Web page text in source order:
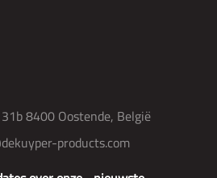
8400 Oostende, België
products.com